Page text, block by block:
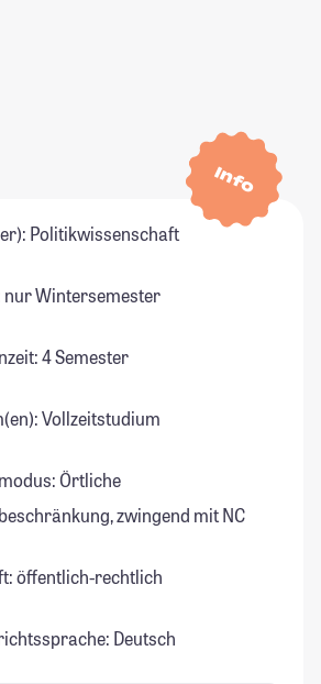
Info
Politikwissenschaft
Wintersemester
4 Semester
Vollzeitstudium
Örtliche
zwingend mit NC
öffentlich-rechtlich
Deutsch